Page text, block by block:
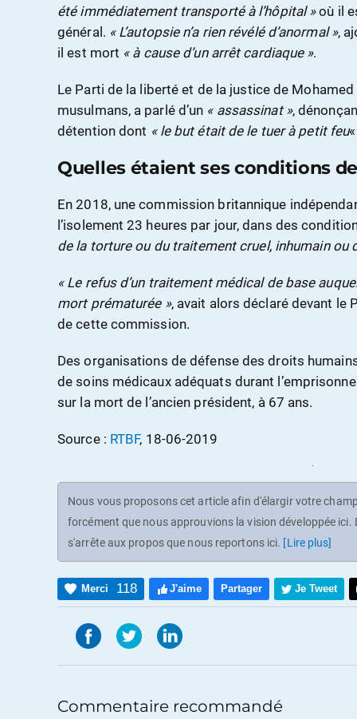
été immédiatement transporté à l’hôpital »où il
général. « L’autopsie n’a rien révélé d’anormal »,
il est mort « à cause d’un arrêt cardiaque ».
Le Parti de la liberté et de la justice de
musulmans, a parlé d’un « assassinat »,
détention dont « le but était de le tuer à petit feu
Quelles étaient ses conditions
En 2018, une commission britannique
l’isolement 23 heures par jour, dans des
de la torture ou du traitement cruel, inhumain ou
« Le refus d’un traitement médical de base
mort prématurée », avait alors déclaré devant le
de cette commission.
Des organisations de défense des droits
de soins médicaux adéquats durant
sur la mort de l’ancien président, à 67 ans.
Source : RTBF, 18-06-2019
Nous vous proposons cet article afin d'élargir votre
forcément que nous approuvions la vision développée
s'arrête aux propos que nous reportons ici. [Lire plus]
Merci 118 J'aime Partager Je Tweet
Commentaire recommandé